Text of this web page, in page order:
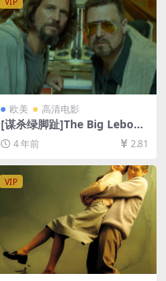
欧美 高清电影
[谋杀绿脚趾]The Big Lebows
ki (1998)[百度网盘+迅雷云盘
资源1080P超清未删减][MP4/
4 年前 2.81
VIP